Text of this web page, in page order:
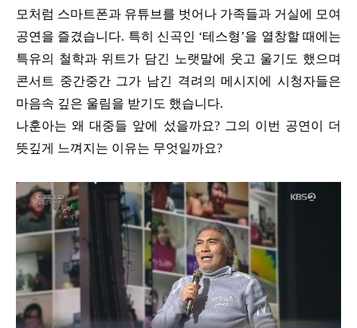
모처럼 스마트폰과 유튜브를 벗어나 가족들과 거실에 모여
공연을 즐겼습니다. 특히 신곡인 ‘테스형’을 열창할 때에는
특유의 철학과 위트가 담긴 노랫말에 웃고 울기도 했으며
콘서트 중간중간 그가 남긴 격려의 메시지에 시청자들은
마음속 깊은 울림을 받기도 했습니다.
나훈아는 왜 대중들 앞에 섰을까요? 그의 이번 공연이 더
뜻깊게 느껴지는 이유는 무엇일까요?